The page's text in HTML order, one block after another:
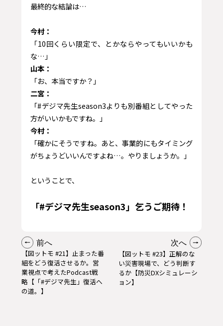
最終的な結論は…
今村：
「10回くらい限定で、とかならやってもいいかも
な…」
山本：
「お、本当ですか？」
二宮：
「#デジマ先生season3よりも別番組としてやった
方がいいかもですね。」
今村：
「確かにそうですね。あと、事業的にもタイミング
がちょうどいいんですよね…。やりましょうか。」
ということで、
「#デジマ先生season3」乞うご期待！
前へ
【図ットモ #21】止まった番
組をどう復活させるか。営
業視点で考えたPodcast戦
略【「#デジマ先生」復活へ
の道。】
次へ
【図ットモ #23】正解のな
い災害現場で、どう判断す
るか【防災DXシミュレーシ
ョン】